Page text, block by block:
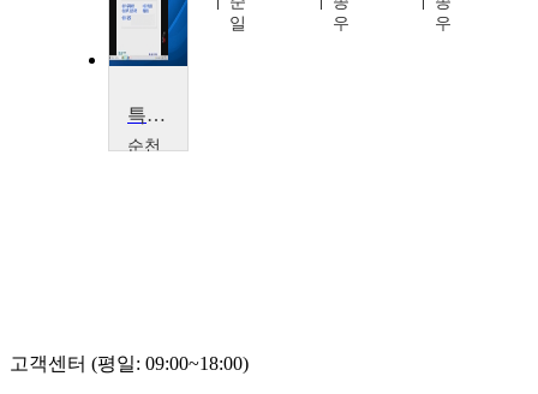
영
일
우
우
특수교육 이슈와 동향
순천
고객센터 (평일: 09:00~18:00)